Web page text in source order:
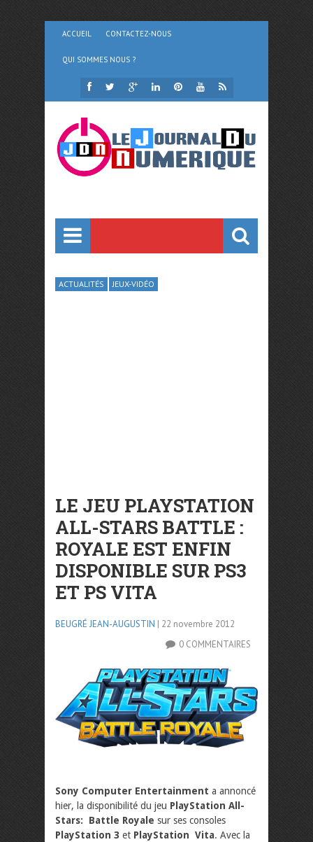
ACCUEIL CONTACTEZ-NOUS
QUI SOMMES NOUS ?
ACTUALITÉS JEUX-VIDÉO
LE JEU PLAYSTATION
ALL-STARS BATTLE :
ROYALE EST ENFIN
DISPONIBLE SUR PS3
ET PS VITA
BEUGRÉ JEAN-AUGUSTIN | 22 novembre 2012
0 COMMENTAIRES
Sony Computer Entertainment a annoncé
hier, la disponibilité du jeu PlayStation All-
Stars: Battle Royale sur ses consoles
PlayStation 3 et PlayStation Vita. Avec la